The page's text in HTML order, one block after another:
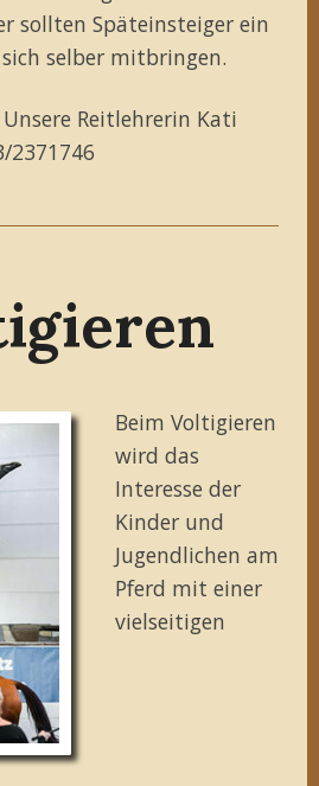
sollten Späteinsteiger ein
selber mitbringen.
Reitlehrerin Kati
2371746
Beim Voltigieren
wird das
Interesse der
Kinder und
Jugendlichen am
Pferd mit einer
vielseitigen